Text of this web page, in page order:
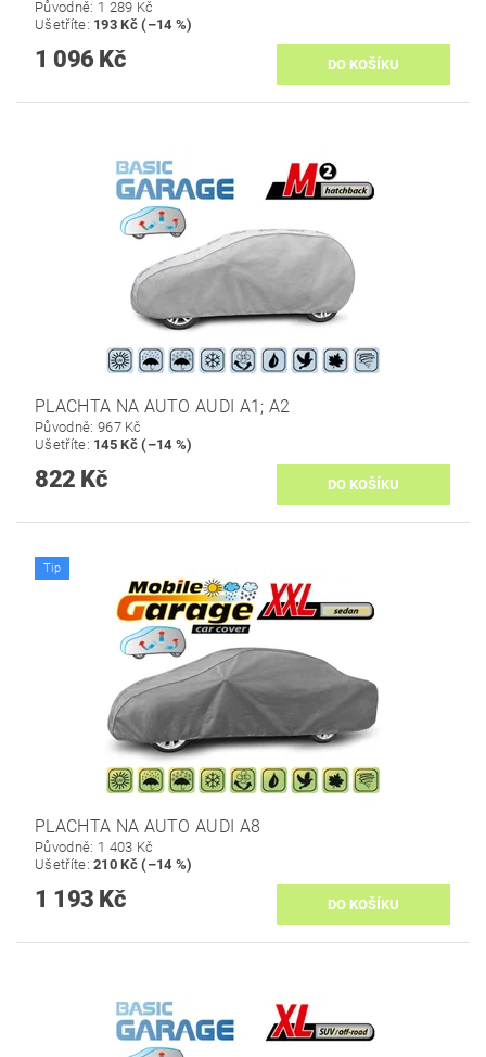
Původně: 1 289 Kč
Ušetříte: 193 Kč (–14 %)
1 096 Kč
PLACHTA NA AUTO AUDI A1; A2
Původně: 967 Kč
Ušetříte: 145 Kč (–14 %)
822 Kč
Tip
PLACHTA NA AUTO AUDI A8
Původně: 1 403 Kč
Ušetříte:210 Kč (–14 %)
1 193 Kč